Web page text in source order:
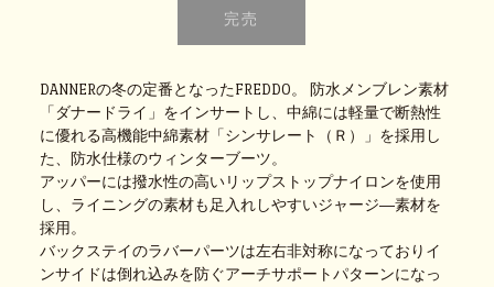
DANNERの冬の定番となったFREDDO。 防水メンブレン素材
「ダナードライ」をインサートし、中綿には軽量で断熱性
に優れる高機能中綿素材「シンサレート（Ｒ）」を採用し
た、防水仕様のウィンターブーツ。
アッパーには撥水性の高いリップストップナイロンを使用
し、ライニングの素材も足入れしやすいジャージ―素材を
採用。
バックステイのラバーパーツは左右非対称になっておりイ
ンサイドは倒れ込みを防ぐアーチサポートパターンになっ